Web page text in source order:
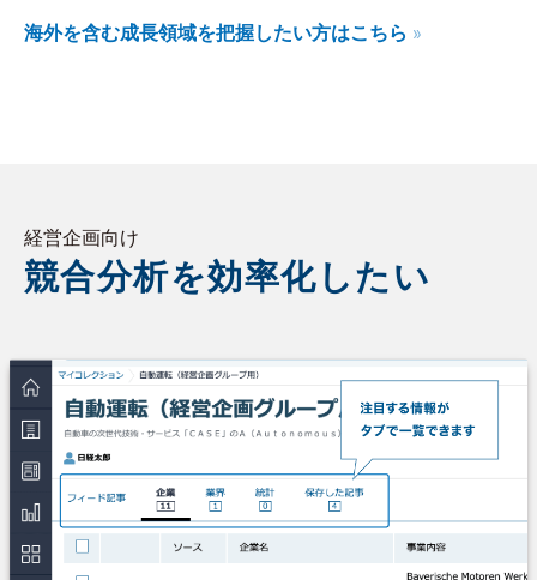
海外を含む成長領域を把握したい方はこちら
経営企画向け
競合分析を効率化したい